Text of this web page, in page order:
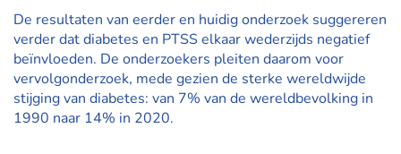
De resultaten van eerder en huidig onderzoek suggereren
verder dat diabetes en PTSS elkaar wederzijds negatief
beïnvloeden. De onderzoekers pleiten daarom voor
vervolgonderzoek, mede gezien de sterke wereldwijde
stijging van diabetes: van 7% van de wereldbevolking in
1990 naar 14% in 2020.